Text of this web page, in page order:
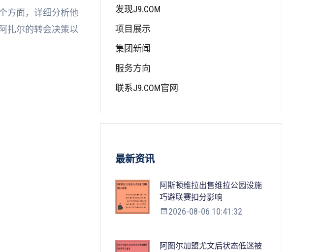
方面，详细分析他
扎尔的转会决策以
发现J9.COM
项目展示
集团新闻
服务方向
联系J9.COM官网
最新资讯
阿斯顿维拉出售维拉公园设施
巧避联赛扣分影响
2026-08-06 10:41:32
阿图尔加盟尤文后状态低迷被